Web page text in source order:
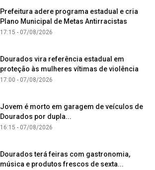
Prefeitura adere programa estadual e cria
Plano Municipal de Metas Antirracistas
17:15 - 07/08/2026
Dourados vira referência estadual em
proteção às mulheres vítimas de violência
17:00 - 07/08/2026
Jovem é morto em garagem de veículos de
Dourados por dupla...
16:15 - 07/08/2026
Dourados terá feiras com gastronomia,
música e produtos frescos de sexta...